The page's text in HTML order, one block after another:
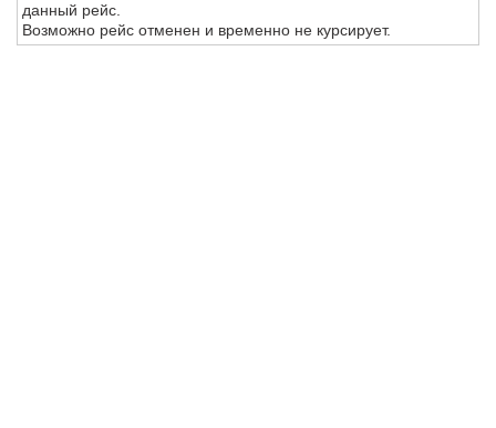
данный рейс.
Возможно рейс отменен и временно не курсирует.